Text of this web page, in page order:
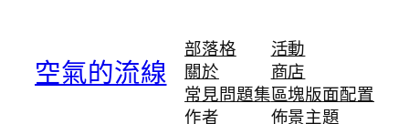
空氣的流線
部落格
關於
常見問題集
作者
活動
商店
區塊版面配置
佈景主題